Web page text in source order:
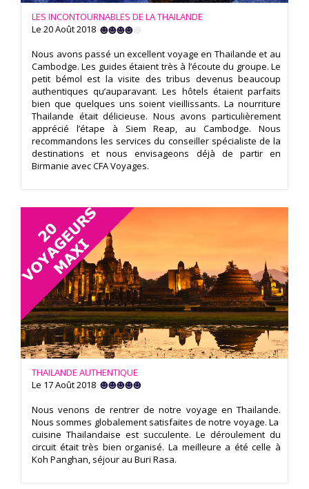
LES INCONTOURNABLES DE LA THAILANDE
Le 20 Août 2018
Nous avons passé un excellent voyage en Thailande et au
Cambodge. Les guides étaient très à l’écoute du groupe. Le
petit bémol est la visite des tribus devenus beaucoup
authentiques qu’auparavant. Les hôtels étaient parfaits
bien que quelques uns soient vieillissants. La nourriture
Thailande était délicieuse. Nous avons particulièrement
apprécié l’étape à Siem Reap, au Cambodge. Nous
recommandons les services du conseiller spécialiste de la
destinations et nous envisageons déjà de partir en
Birmanie avec CFA Voyages.
THAILANDE AUTHENTIQUE
Le 17 Août 2018
Nous venons de rentrer de notre voyage en Thailande.
Nous sommes globalement satisfaites de notre voyage. La
cuisine Thailandaise est succulente. Le déroulement du
circuit était très bien organisé. La meilleure a été celle à
Koh Panghan, séjour au Buri Rasa.